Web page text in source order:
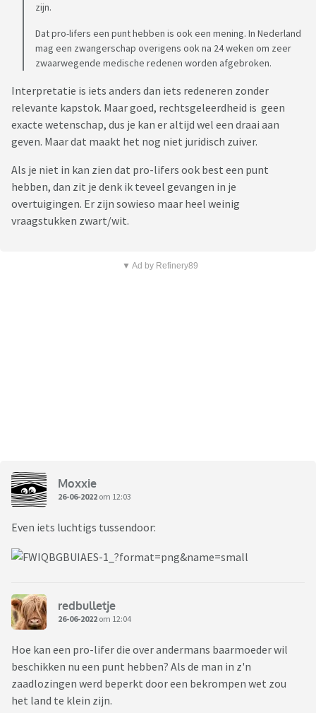
zijn.
Dat pro-lifers een punt hebben is ook een mening. In Nederland
mag een zwangerschap overigens ook na 24 weken om zeer
zwaarwegende medische redenen worden afgebroken.
Interpretatie is iets anders dan iets redeneren zonder
relevante kapstok. Maar goed, rechtsgeleerdheid is geen
exacte wetenschap, dus je kan er altijd wel een draai aan
geven. Maar dat maakt het nog niet juridisch zuiver.
Als je niet in kan zien dat pro-lifers ook best een punt
hebben, dan zit je denk ik teveel gevangen in je
overtuigingen. Er zijn sowieso maar heel weinig
vraagstukken zwart/wit.
▼ Ad by Refinery89
Moxxie
26-06-2022 om 12:03
Even iets luchtigs tussendoor:
redbulletje
26-06-2022 om 12:04
Hoe kan een pro-lifer die over andermans baarmoeder wil
beschikken nu een punt hebben? Als de man in z'n
zaadlozingen werd beperkt door een bekrompen wet zou
het land te klein zijn.